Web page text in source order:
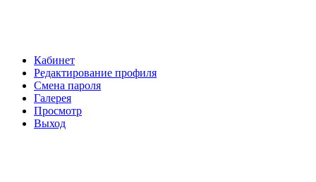
Кабинет
Редактирование профиля
Смена пароля
Галерея
Просмотр
Выход